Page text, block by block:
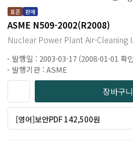
표준 판매
ASME N509-2002(R2008)
Nuclear Power Plant Air-
발행일 : 2003-03-17 (2008-01-01 확
발행기관 : ASME
장바구
[영어]보안PDF 142,500원